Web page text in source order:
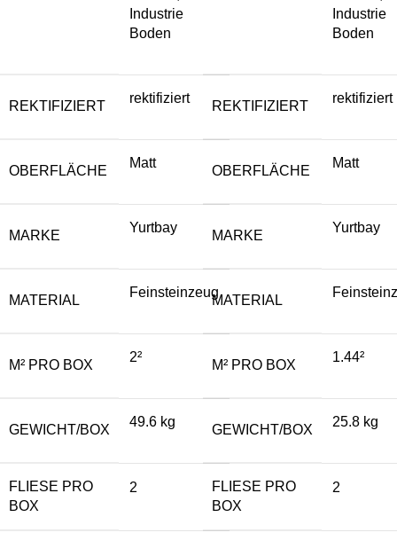
Industrie
Boden
REKTIFIZIERT
rektifiziert
OBERFLÄCHE
Matt
MARKE
Yurtbay
MATERIAL
Feinsteinzeug
M² PRO BOX
2²
GEWICHT/BOX
49.6 kg
FLIESE PRO
BOX
2
Industrie
Boden
REKTIFIZIERT
rektifiziert
OBERFLÄCHE
Matt
MARKE
Yurtbay
MATERIAL
M² PRO BOX
1.44²
GEWICHT/BOX
25.8 kg
FLIESE PRO
BOX
2